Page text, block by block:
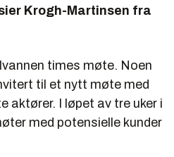
Krogh-Martinsen fra
times møte. Noen
til et nytt møte med
aktører. I løpet av tre uker i
med potensielle kunder